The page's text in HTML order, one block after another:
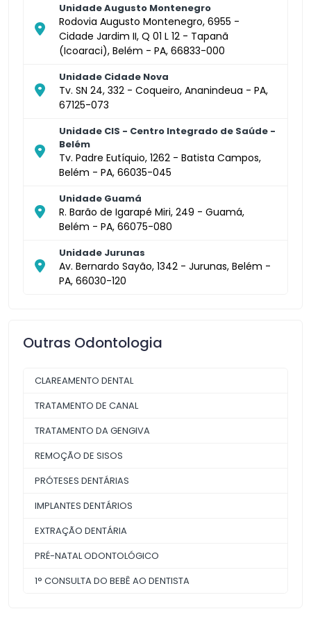
Unidade Augusto Montenegro
Rodovia Augusto Montenegro, 6955 -
Cidade Jardim II, Q 01 L 12 - Tapanã
(Icoaraci), Belém - PA, 66833-000
Unidade Cidade Nova
Tv. SN 24, 332 - Coqueiro, Ananindeua - PA,
67125-073
Unidade CIS - Centro Integrado de Saúde -
Belém
Tv. Padre Eutíquio, 1262 - Batista Campos,
Belém - PA, 66035-045
Unidade Guamá
R. Barão de Igarapé Miri, 249 - Guamá,
Belém - PA, 66075-080
Unidade Jurunas
Av. Bernardo Sayão, 1342 - Jurunas, Belém -
PA, 66030-120
Outras Odontologia
CLAREAMENTO DENTAL
TRATAMENTO DE CANAL
TRATAMENTO DA GENGIVA
REMOÇÃO DE SISOS
PRÓTESES DENTÁRIAS
IMPLANTES DENTÁRIOS
EXTRAÇÃO DENTÁRIA
PRÉ-NATAL ODONTOLÓGICO
1° CONSULTA DO BEBÊ AO DENTISTA